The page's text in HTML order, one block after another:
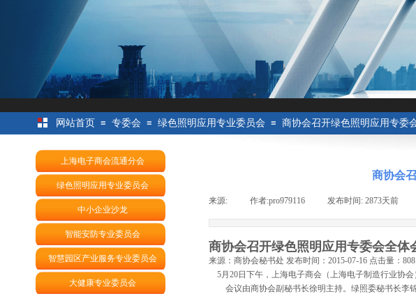
网站首页 ≡ 专委会 ≡ 绿色照明应用专业委员会 ≡ 商协会召开绿色照明应用专委
上海电子商会流通分会
绿色照明应用专业委员会
中小企业沙龙
智能安防专业委员会
智慧园区产业服务专业委员会
大健康专业委员会
商协会
来源: 作者:pro979116 发布时间: 2873天前
商协会召开绿色照明应用专委会全体
来源：商协会秘书处 发布时间：2015-07-16 点击量：808
5月20日下午，上海电子商会（上海电子制造行业协
会议由商协会副秘书长徐明主持。绿照委秘书长李